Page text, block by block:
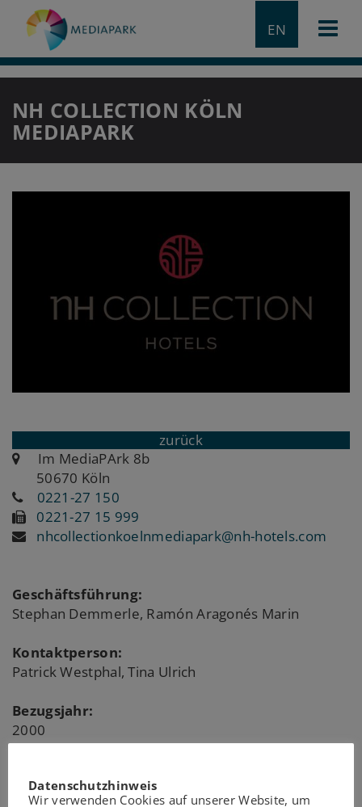
EN
NH COLLECTION KÖLN
MEDIAPARK
zurück
Im MediaPArk 8b
50670 Köln
0221-27 150
0221-27 15 999
nhcollectionkoelnmediapark@nh-hotels.com
Geschäftsführung:
Stephan Demmerle, Ramón Aragonés Marin
Kontaktperson:
Patrick Westphal, Tina Ulrich
Bezugsjahr:
2000
Hotel vier Sterne plus mit 217 großzügigen
Datenschutzhinweis
Wir verwenden Cookies auf unserer Website, um